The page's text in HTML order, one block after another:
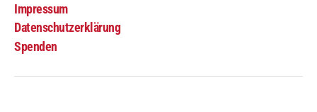
Impressum
Datenschutzerklärung
Spenden